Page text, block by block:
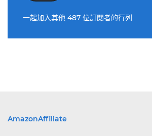
一起加入其他 487 位訂閱者的行列
AmazonAffiliate